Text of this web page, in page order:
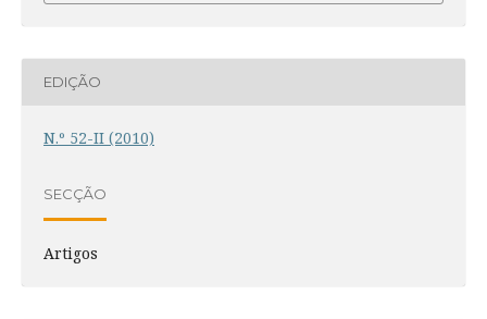
EDIÇÃO
N.º 52-II (2010)
SECÇÃO
Artigos